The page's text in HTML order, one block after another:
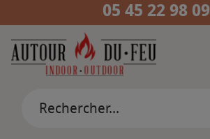
05 45 22 98 09